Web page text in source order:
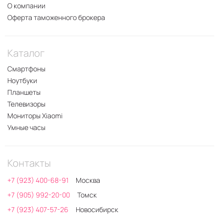
О компании
Оферта таможенного брокера
Каталог
Смартфоны
Ноутбуки
Планшеты
Телевизоры
Мониторы Xiaomi
Умные часы
Контакты
+7 (923) 400-68-91
Москва
+7 (905) 992-20-00
Томск
+7 (923) 407-57-26
Новосибирск